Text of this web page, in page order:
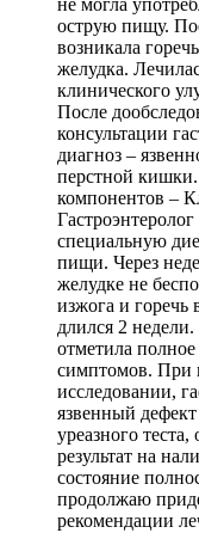
не могла
острую пищу.
возникала
желудка.
клинического
После
консультации
диагноз –
перстной кишки.
компонентов –
специальную
пищи. Через
желудке не
изжога и горечь
длился 2
отметила
симптомов. При
исследовании,
язвенный
уреазного
результат на
состояние
продолжаю
рекомендации